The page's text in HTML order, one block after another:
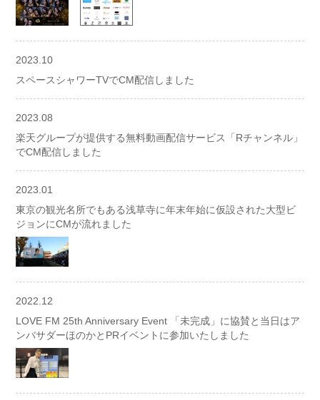
2023.10
スペースシャワーTVでCM配信しました
2023.08
楽天グループが提供する無料動画配信サービス「Rチャンネル」
でCM配信しました
2023.01
東京の観光名所でもある浅草寺に年末年始に仮設された大型ビ
ジョンにCMが流れました
2022.12
LOVE FM 25th Anniversary Event 「未完成」に協賛と当日はア
ンバサダーほのかとPRイベントに参加いたしました